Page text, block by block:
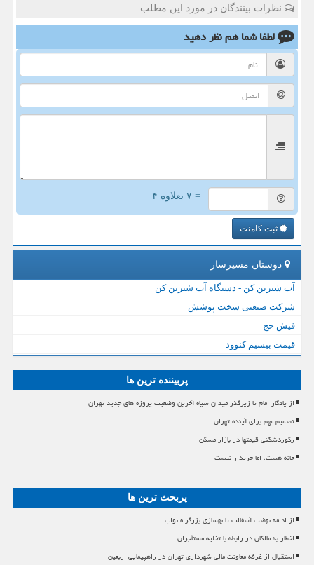
نظرات بینندگان در مورد این مطلب
لطفا شما همنظر دهید
= ۷ بعلاوه ۴
ثبت کامنت
دوستان مسیرساز
آب شیرین کن - دستگاه آب شیرین کن
شرکت صنعتی سخت پوشش
فیش حج
قیمت بیسیم کنوود
پربیننده ترین ها
از یادگار امام تا زیرگذر میدان سپاه آخرین وضعیت پروژه های جدید تهران
تصمیم مهم برای آینده تهران
رکوردشکنی قیمتها در بازار مسکن
خانه هست، اما خریدار نیست
پربحث ترین ها
از ادامه نهضت آسفالت تا بهسازی بزرگراه نواب
اخطار به مالکان در رابطه با تخلیه مستأجران
استقبال از غرفه معاونت مالی شهرداری تهران در راهپیمایی اربعین